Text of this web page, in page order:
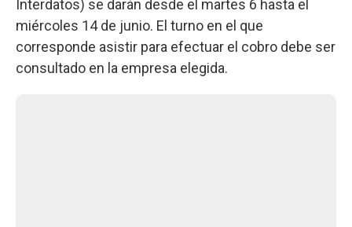
Interdatos) se darán desde el martes 6 hasta el
miércoles 14 de junio. El turno en el que
corresponde asistir para efectuar el cobro debe ser
consultado en la empresa elegida.